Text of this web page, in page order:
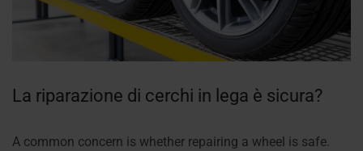
La riparazione di cerchi in lega è sicura?
A common concern is whether repairing a wheel is safe.